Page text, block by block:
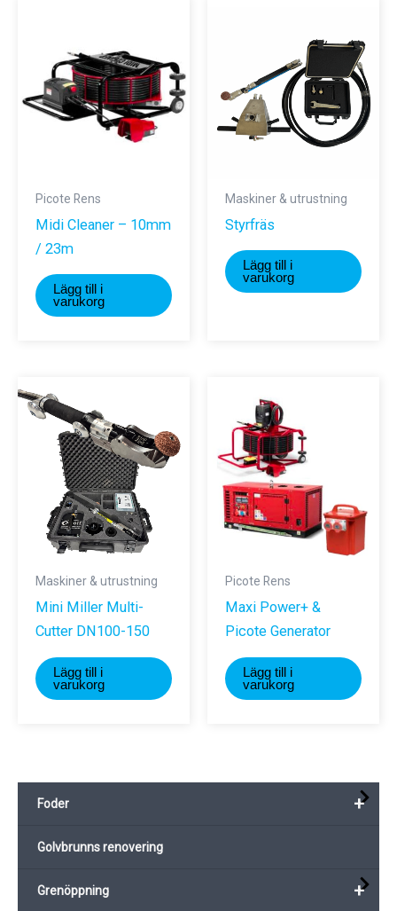
Picote Rens
Midi Cleaner – 10mm
/ 23m
Lägg till i
varukorg
Maskiner & utrustning
Styrfräs
Lägg till i
varukorg
Maskiner & utrustning
Mini Miller Multi-
Cutter DN100-150
Lägg till i
varukorg
Picote Rens
Maxi Power+ &
Picote Generator
Lägg till i
varukorg
+
Foder
Golvbrunns renovering
+
Grenöppning